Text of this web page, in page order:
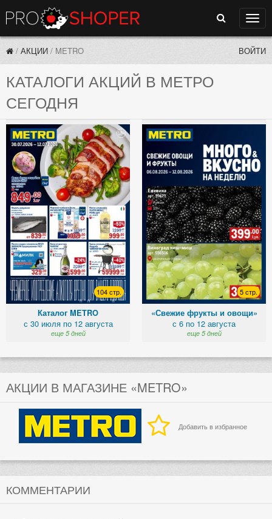
Поиск
/ АКЦИИ / METRO ВОЙТИ
КАТАЛОГИ АКЦИЙ В МЕТРО
СЕГОДНЯ
104 стр.
Каталог METRO
с 30 июля по 12 августа
еще 5 дней
5 стр.
«Свежие фрукты и овощи»
с 6 по 12 августа
еще 5 дней
АКЦИИ В МАГАЗИНЕ «METRO»
Добавить в избранное
КОММЕНТАРИИ